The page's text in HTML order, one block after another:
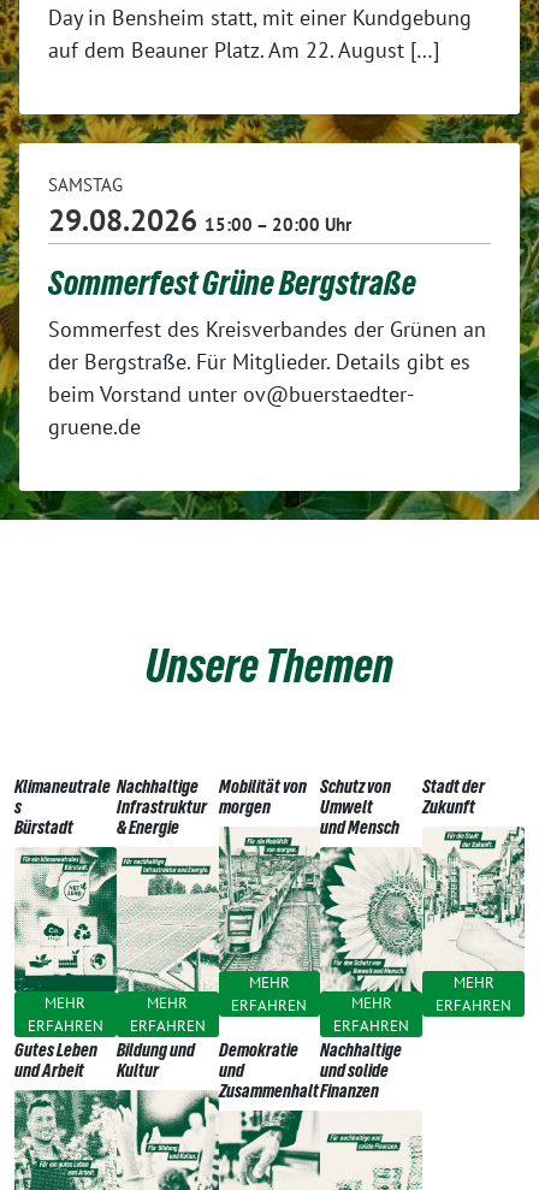
Day in Bensheim statt, mit einer Kundgebung
auf dem Beauner Platz. Am 22. August […]
SAMSTAG
29.08.2026 15:00 – 20:00 Uhr
Sommerfest Grüne Bergstraße
Sommerfest des Kreisverbandes der Grünen an
der Bergstraße. Für Mitglieder. Details gibt es
beim Vorstand unter ov@buerstaedter-
gruene.de
Unsere Themen
Klimaneutrale
s
Bürstadt
MEHR
ERFAHREN
Nachhaltige
Infrastruktur
& Energie
MEHR
ERFAHREN
Mobilität von
morgen
MEHR
ERFAHREN
Schutz von
Umwelt
und Mensch
MEHR
ERFAHREN
Stadt der
Zukunft
MEHR
ERFAHREN
Gutes Leben
und Arbeit
Bildung und
Kultur
Demokratie
und
Zusammenhalt
Nachhaltige
und solide
Finanzen